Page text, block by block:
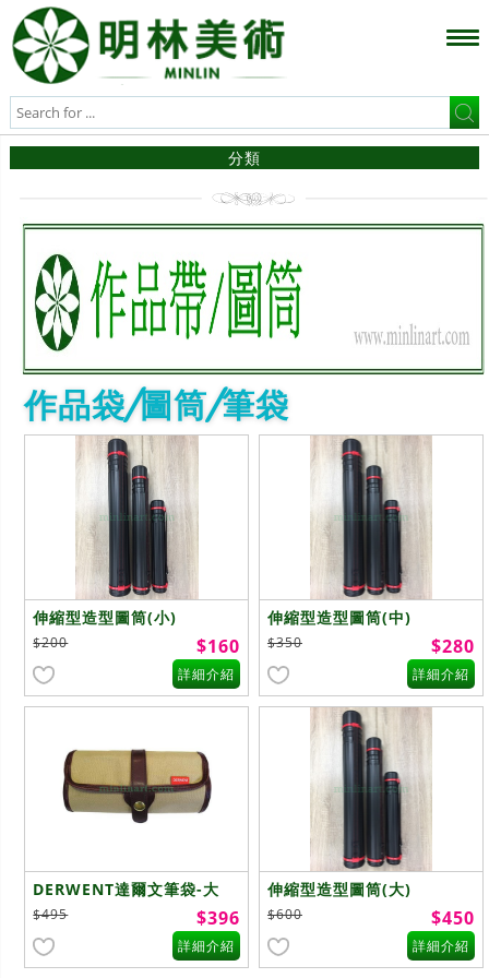
分類
作品袋/圖筒/筆袋
伸縮型造型圖筒(小)
$200 $160
詳細介紹
伸縮型造型圖筒(中)
$350 $280
詳細介紹
DERWENT達爾文筆袋-大
$495 $396
詳細介紹
伸縮型造型圖筒(大)
$600 $450
詳細介紹